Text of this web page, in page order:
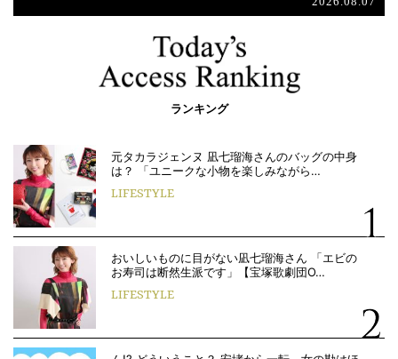
ランキング
元タカラジェンヌ 凪七瑠海さんのバッグの中身
は？ 「ユニークな小物を楽しみながら…
LIFESTYLE
おいしいものに目がない凪七瑠海さん 「エビの
お寿司は断然生派です」【宝塚歌劇団O…
LIFESTYLE